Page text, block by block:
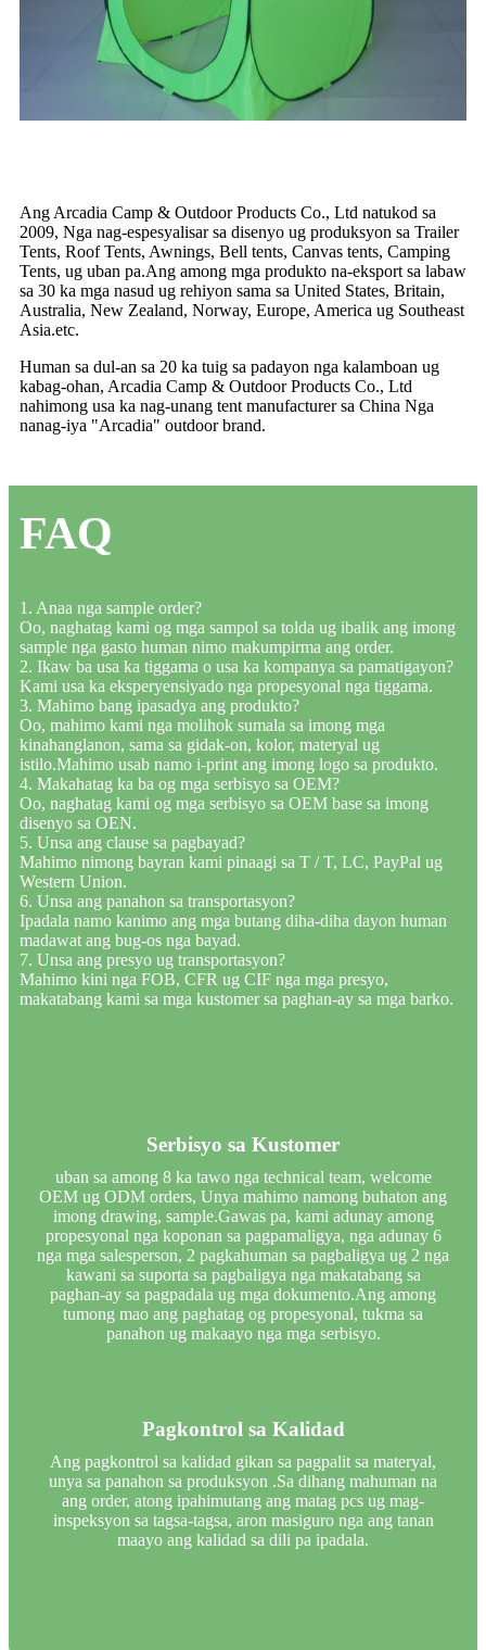
Ang Arcadia Camp & Outdoor Products Co., Ltd natukod sa
2009, Nga nag-espesyalisar sa disenyo ug produksyon sa Trailer
Tents, Roof Tents, Awnings, Bell tents, Canvas tents, Camping
Tents, ug uban pa.Ang among mga produkto na-eksport sa labaw
sa 30 ka mga nasud ug rehiyon sama sa United States, Britain,
Australia, New Zealand, Norway, Europe, America ug Southeast
Asia.etc.
Human sa dul-an sa 20 ka tuig sa padayon nga kalamboan ug
kabag-ohan, Arcadia Camp & Outdoor Products Co., Ltd
nahimong usa ka nag-unang tent manufacturer sa China Nga
nanag-iya "Arcadia" outdoor brand.
FAQ
1. Anaa nga sample order?
Oo, naghatag kami og mga sampol sa tolda ug ibalik ang imong
sample nga gasto human nimo makumpirma ang order.
2. Ikaw ba usa ka tiggama o usa ka kompanya sa pamatigayon?
Kami usa ka eksperyensiyado nga propesyonal nga tiggama.
3. Mahimo bang ipasadya ang produkto?
Oo, mahimo kami nga molihok sumala sa imong mga
kinahanglanon, sama sa gidak-on, kolor, materyal ug
istilo.Mahimo usab namo i-print ang imong logo sa produkto.
4. Makahatag ka ba og mga serbisyo sa OEM?
Oo, naghatag kami og mga serbisyo sa OEM base sa imong
disenyo sa OEN.
5. Unsa ang clause sa pagbayad?
Mahimo nimong bayran kami pinaagi sa T / T, LC, PayPal ug
Western Union.
6. Unsa ang panahon sa transportasyon?
Ipadala namo kanimo ang mga butang diha-diha dayon human
madawat ang bug-os nga bayad.
7. Unsa ang presyo ug transportasyon?
Mahimo kini nga FOB, CFR ug CIF nga mga presyo,
makatabang kami sa mga kustomer sa paghan-ay sa mga barko.
Serbisyo sa Kustomer
uban sa among 8 ka tawo nga technical team, welcome
OEM ug ODM orders, Unya mahimo namong buhaton ang
imong drawing, sample.Gawas pa, kami adunay among
propesyonal nga koponan sa pagpamaligya, nga adunay 6
nga mga salesperson, 2 pagkahuman sa pagbaligya ug 2 nga
kawani sa suporta sa pagbaligya nga makatabang sa
paghan-ay sa pagpadala ug mga dokumento.Ang among
tumong mao ang paghatag og propesyonal, tukma sa
panahon ug makaayo nga mga serbisyo.
Pagkontrol sa Kalidad
Ang pagkontrol sa kalidad gikan sa pagpalit sa materyal,
unya sa panahon sa produksyon .Sa dihang mahuman na
ang order, atong ipahimutang ang matag pcs ug mag-
inspeksyon sa tagsa-tagsa, aron masiguro nga ang tanan
maayo ang kalidad sa dili pa ipadala.